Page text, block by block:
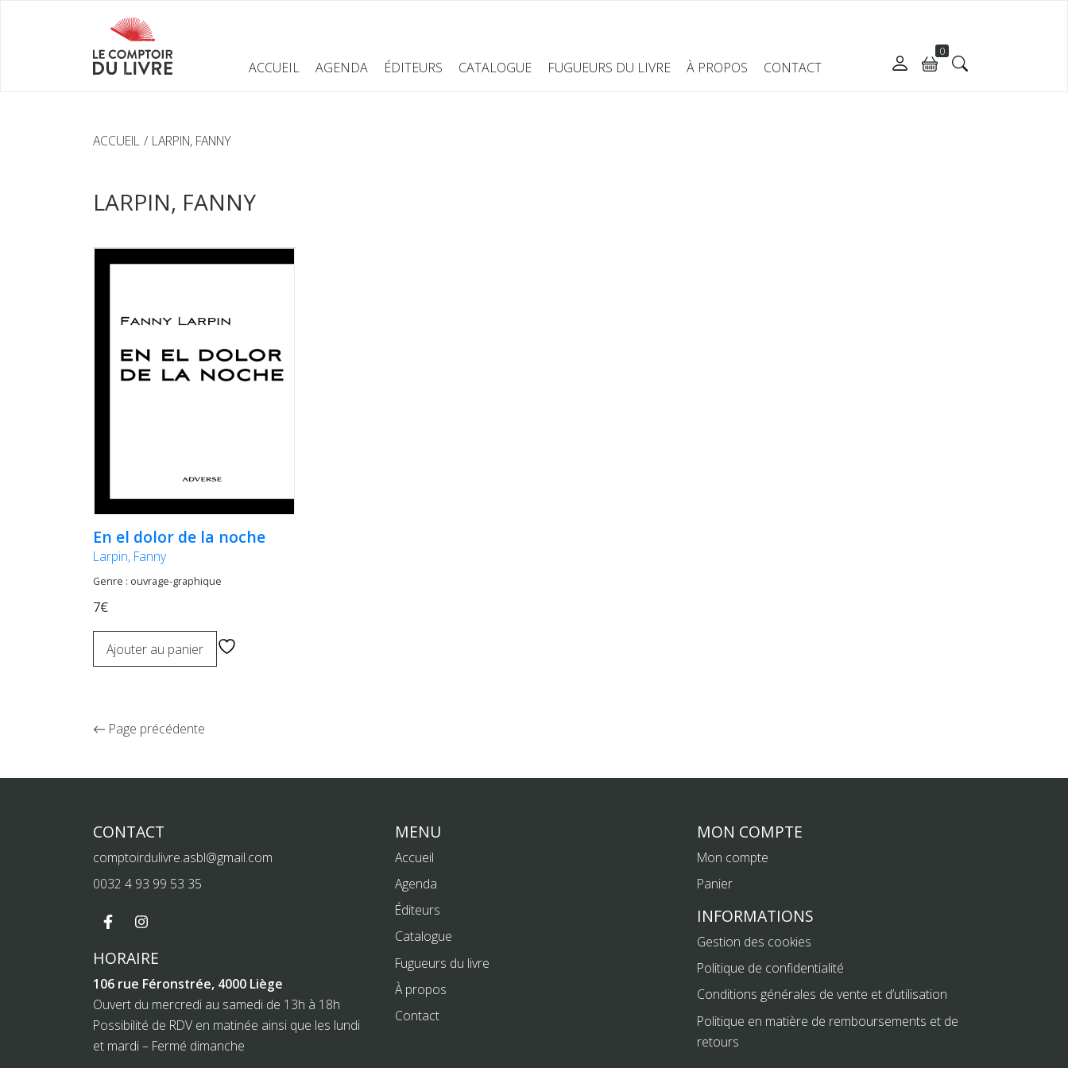
ACCUEIL AGENDA ÉDITEURS CATALOGUE FUGUEURS DU LIVRE À PROPOS CONTACT
0
ACCUEIL LARPIN, FANNY
LARPIN, FANNY
En el dolor de la noche
Larpin, Fanny
Genre : ouvrage-graphique
7€
Ajouter au panier
Page précédente
CONTACT
comptoirdulivre.asbl@gmail.com
0032 4 93 99 53 35
HORAIRE
106 rue Féronstrée, 4000 Liège
Ouvert du mercredi au samedi de 13h à 18h
Possibilité de RDV en matinée ainsi que les lundi
et mardi – Fermé dimanche
MENU
Accueil
Agenda
Éditeurs
Catalogue
Fugueurs du livre
À propos
Contact
MON COMPTE
Mon compte
Panier
INFORMATIONS
Gestion des cookies
Politique de confidentialité
Conditions générales de vente et d’utilisation
Politique en matière de remboursements et de
retours